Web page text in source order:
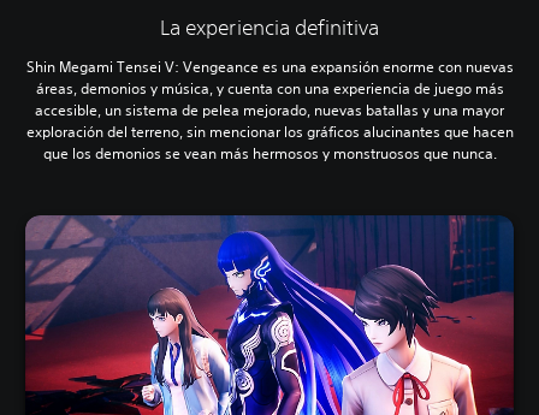
La experiencia definitiva
Shin Megami Tensei V: Vengeance es una expansión enorme con nuevas
áreas, demonios y música, y cuenta con una experiencia de juego más
accesible, un sistema de pelea mejorado, nuevas batallas y una mayor
exploración del terreno, sin mencionar los gráficos alucinantes que hacen
que los demonios se vean más hermosos y monstruosos que nunca.